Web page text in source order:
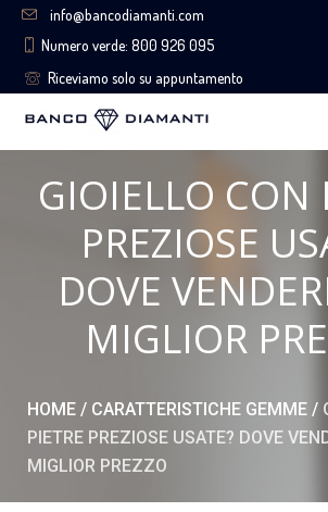
info@bancodiamanti.com
Numero verde: 800 926 095
Riceviamo solo su appuntamento
GIOIELLO CON
PREZIOSE
DOVE
MIGLIOR
HOME / CARATTERISTICHE GEMME /
PIETRE PREZIOSE USATE? DOVE
MIGLIOR PREZZO